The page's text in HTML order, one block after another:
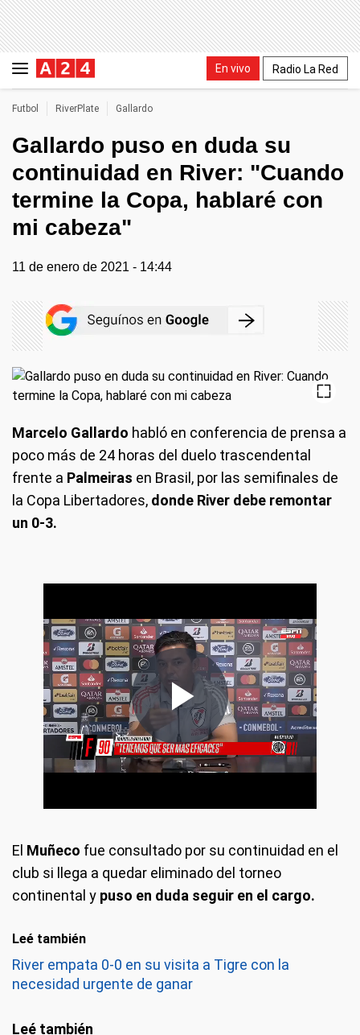
En vivo Radio La Red
Futbol RiverPlate Gallardo
Gallardo puso en duda su
continuidad en River: "Cuando
termine la Copa, hablaré con
mi cabeza"
11 de enero de 2021 - 14:44
Marcelo Gallardo habló en conferencia de prensa a
poco más de 24 horas del duelo trascendental
frente a Palmeiras en Brasil, por las semifinales de
la Copa Libertadores, donde River debe remontar
un 0-3.
El Muñeco fue consultado por su continuidad en el
club si llega a quedar eliminado del torneo
continental y puso en duda seguir en el cargo.
Leé también
River empata 0-0 en su visita a Tigre con la
necesidad urgente de ganar